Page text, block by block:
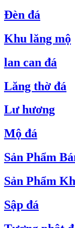
Đèn đá
Khu lăng mộ
lan can đá
Lăng thờ đá
Lư hương
Mộ đá
Sản Phẩm
Sản Phẩm
Sập đá